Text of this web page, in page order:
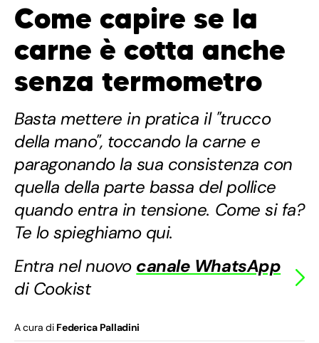
Come capire se la
carne è cotta anche
senza termometro
Basta mettere in pratica il "trucco
della mano", toccando la carne e
paragonando la sua consistenza con
quella della parte bassa del pollice
quando entra in tensione. Come si fa?
Te lo spieghiamo qui.
Entra nel nuovo canale WhatsApp
di Cookist
A cura di Federica Palladini